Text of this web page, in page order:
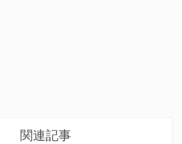
関連記事